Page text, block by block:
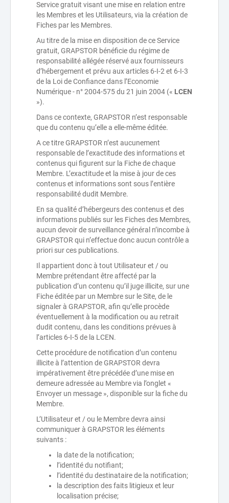
Service gratuit visant une mise en relation entre
les Membres et les Utilisateurs, via la création de
Fiches par les Membres.
Au titre de la mise en disposition de ce Service
gratuit, GRAPSTOR bénéficie du régime de
responsabilité allégée réservé aux fournisseurs
d’hébergement et prévu aux articles 6-I-2 et 6-I-3
de la Loi de Confiance dans l’Economie
Numérique - n° 2004-575 du 21 juin 2004 (« LCEN
»).
Dans ce contexte, GRAPSTOR n’est responsable
que du contenu qu’elle a elle-même éditée.
A ce titre GRAPSTOR n’est aucunement
responsable de l’exactitude des informations et
contenus qui figurent sur la Fiche de chaque
Membre. L’exactitude et la mise à jour de ces
contenus et informations sont sous l’entière
responsabilité dudit Membre.
En sa qualité d’hébergeurs des contenus et des
informations publiés sur les Fiches des Membres,
aucun devoir de surveillance général n’incombe à
GRAPSTOR qui n’effectue donc aucun contrôle a
priori sur ces publications.
Il appartient donc à tout Utilisateur et / ou
Membre prétendant être affecté par la
publication d’un contenu qu’il juge illicite, sur une
Fiche éditée par un Membre sur le Site, de le
signaler à GRAPSTOR, afin qu’elle procède
éventuellement à la modification ou au retrait
dudit contenu, dans les conditions prévues à
l’articles 6-I-5 de la LCEN.
Cette procédure de notification d’un contenu
illicite à l’attention de GRAPSTOR devra
impérativement être précédée d’une mise en
demeure adressée au Membre via l’onglet «
Envoyer un message », disponible sur la fiche du
Membre.
L’Utilisateur et / ou le Membre devra ainsi
communiquer à GRAPSTOR les éléments
suivants :
la date de la notification;
l’identité du notifiant;
l’identité du destinataire de la notification;
la description des faits litigieux et leur
localisation précise;